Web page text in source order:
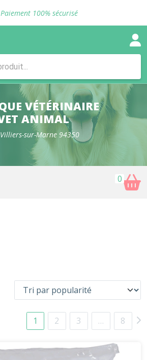
Paiement 100% sécurisé
gratuite en clinique vétérinaire
de croquettes vétérinaire
gratuite en clinique vétérinaire
gratuit en clinique
de croquettes vétérinaire
VÉTÉRINAIRE
ANIMAL
Villiers-sur-Marne 94350
0
1 2 3 … 8